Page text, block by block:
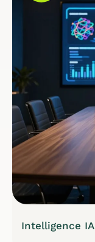
Intelligence IA